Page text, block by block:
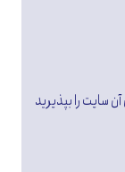
سایت را بپذیرید